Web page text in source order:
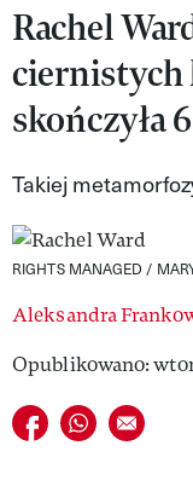
Nasze akcje
VIVA!ART
VIVA!MODA
VIVA!PEOPLE POWER
VIVA!ITAKA
MAGAZYN VIVA!
Rachel
ciernistych
skończyła
Takiej
RIGHTS MANAGED /
Aleksandra
Opublikowano:
Udostępnij na
Udostępnij na
E-mail